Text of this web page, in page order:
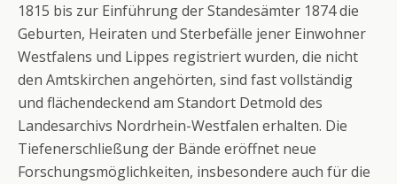
1815 bis zur Einführung der Standesämter 1874 die
Geburten, Heiraten und Sterbefälle jener Einwohner
Westfalens und Lippes registriert wurden, die nicht
den Amtskirchen angehörten, sind fast vollständig
und flächendeckend am Standort Detmold des
Landesarchivs Nordrhein-Westfalen erhalten. Die
Tiefenerschließung der Bände eröffnet neue
Forschungsmöglichkeiten, insbesondere auch für die